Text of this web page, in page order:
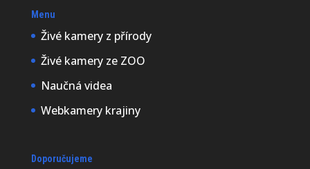
Menu
Živé kamery z přírody
Živé kamery ze ZOO
Naučná videa
Webkamery krajiny
Doporučujeme